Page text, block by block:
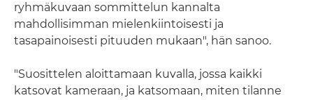
ryhmäkuvaan sommittelun kannalta
mahdollisimman mielenkiintoisesti ja
tasapainoisesti pituuden mukaan", hän sanoo.
"Suosittelen aloittamaan kuvalla, jossa kaikki
katsovat kameraan, ja katsomaan, miten tilanne